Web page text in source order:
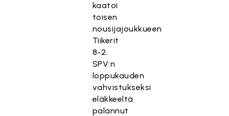
kaatoi
toisen
nousijajoukkueen
Tiikerit
8-2.
SPV:n
loppukauden
vahvistukseksi
eläkkeeltä
palannut